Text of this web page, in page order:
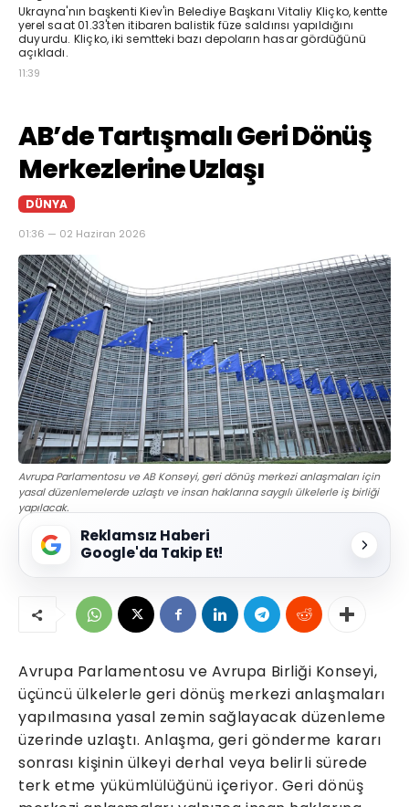
Ukrayna'nın başkenti Kiev'in Belediye Başkanı Vitaliy Kliçko, kentte
yerel saat 01.33'ten itibaren balistik füze saldırısı yapıldığını
duyurdu. Kliçko, iki semtteki bazı depoların hasar gördüğünü
açıkladı.
11:39